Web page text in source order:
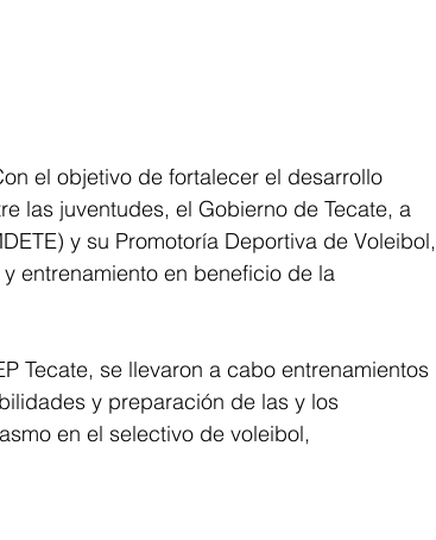
el objetivo de fortalecer el desarrollo
las juventudes, el Gobierno de Tecate, a
y su Promotoría Deportiva de Voleibol,
entrenamiento en beneficio de la
Tecate, se llevaron a cabo entrenamientos
y preparación de las y los
en el selectivo de voleibol,